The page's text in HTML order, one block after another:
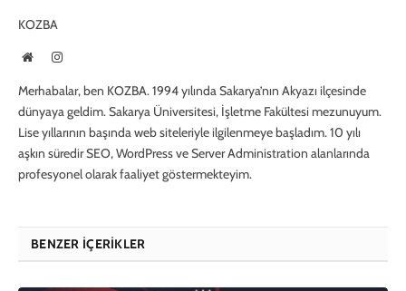
KOZBA
WebsiteInstagram
Merhabalar, ben KOZBA. 1994 yılında Sakarya’nın Akyazı ilçesinde
dünyaya geldim. Sakarya Üniversitesi, İşletme Fakültesi mezunuyum.
Lise yıllarının başında web siteleriyle ilgilenmeye başladım. 10 yılı
aşkın süredir SEO, WordPress ve Server Administration alanlarında
profesyonel olarak faaliyet göstermekteyim.
BENZER İÇERIKLER